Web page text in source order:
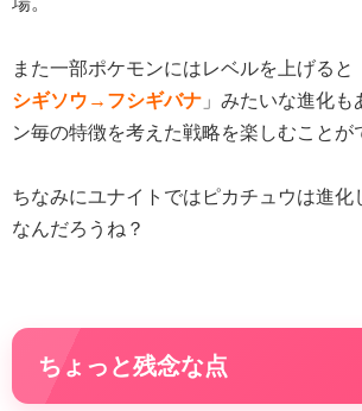
また一部ポケモンにはレベルを上げると
シギソウ→フシギバナ 」みたいな進化
ン毎の特徴を考えた戦略を楽しむことが
ちなみにユナイトではピカチュウは進化
なんだろうね？
ちょっと残念な点